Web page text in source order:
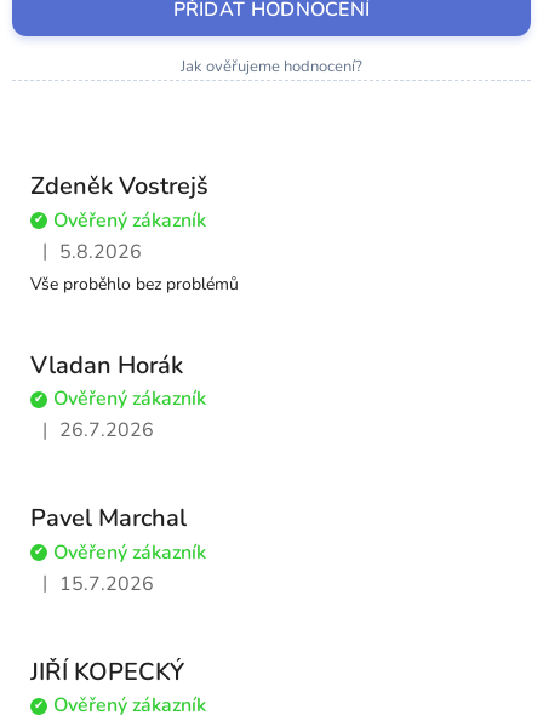
PŘIDAT HODNOCENÍ
Jak ověřujeme hodnocení?
Zdeněk Vostrejš
✔
Ověřený zákazník
Hodnocení obchodu je 5 z 5 hvězdiček.
| 5.8.2026
Vše proběhlo bez problémů
Vladan Horák
✔
Ověřený zákazník
Hodnocení obchodu je 5 z 5 hvězdiček.
| 26.7.2026
Pavel Marchal
✔
Ověřený zákazník
Hodnocení obchodu je 5 z 5 hvězdiček.
| 15.7.2026
JIŘÍ KOPECKÝ
✔
Ověřený zákazník